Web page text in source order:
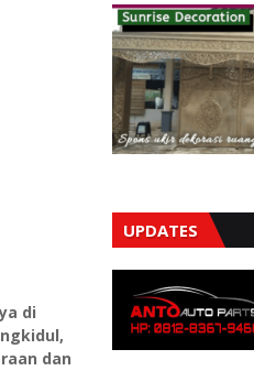
di
dan
UPDATES